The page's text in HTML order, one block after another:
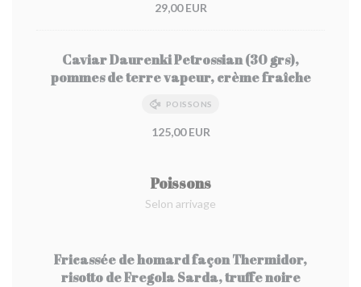
29,00 EUR
Caviar Daurenki Petrossian (30 grs),
pommes de terre vapeur, crème fraîche
POISSONS
125,00 EUR
Poissons
Selon arrivage
Fricassée de homard façon Thermidor,
risotto de Fregola Sarda, truffe noire